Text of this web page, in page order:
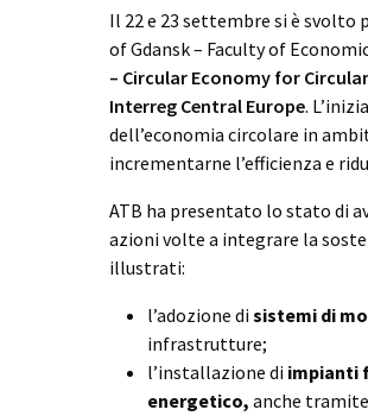
Il 22 e 23 settembre si è svolto
of Gdansk – Faculty of
– Circular Economy for
Interreg Central Europe.
dell’economia circolare in
incrementarne l’efficienza e
ATB ha presentato lo stato di
azioni volte a integrare la
illustrati:
l’adozione di sistemi di
infrastrutture;
l’installazione di impianti
energetico, anche